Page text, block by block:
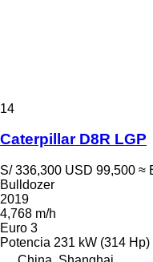
14
Caterpillar D8R LGP
S/ 336,300 USD 99,500 ≈
Bulldozer
2019
4,768 m/h
Euro 3
Potencia 231 kW (314 Hp)